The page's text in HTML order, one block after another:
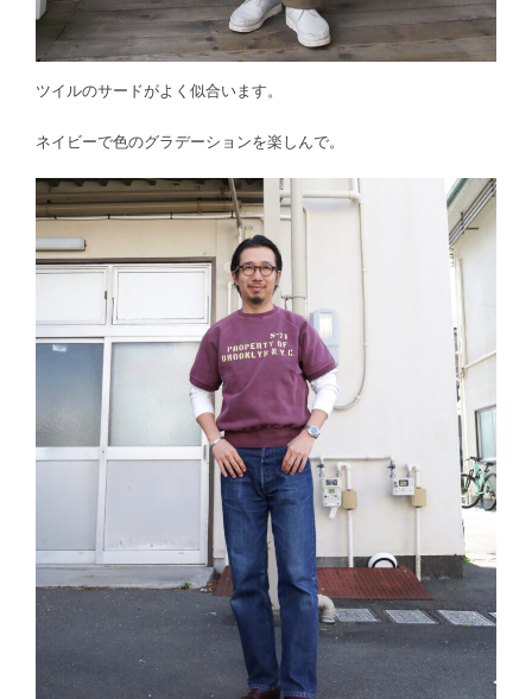
ツイルのサードがよく似合います。
ネイビーで色のグラデーションを楽しんで。